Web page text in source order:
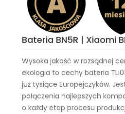
Bateria BN5R | Xiaomi
Wysoka jakość w rozsądnej
ekologia to cechy bateria
już tysiące Europejczyków.
połączenia najlepszych
o każdy etap procesu